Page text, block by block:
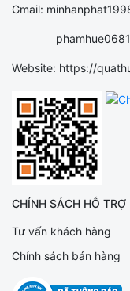
Gmail:
Website: https://
CHÍNH SÁCH HỖ TRỢ
Tư vấn khách hàng
Chính sách bán hàng